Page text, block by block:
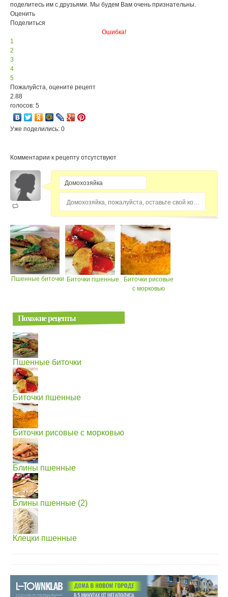
поделитесь им с друзьями. Мы будем Вам очень признательны.
Оценить
Поделиться
Ошибка!
1
2
3
4
5
Пожалуйста, оцените рецепт
2.88
голосов: 5
Уже поделились: 0
Комментарии к рецепту отсутствуют
Домохозяйка, пожалуйста, оставьте свой комментарий...
Пшенные биточки Биточки пшенные
Биточки рисовые
с морковью
Похожие рецепты
Пшенные биточки
Биточки пшенные
Биточки рисовые с морковью
Блины пшенные
Блины пшенные (2)
Клецки пшенные